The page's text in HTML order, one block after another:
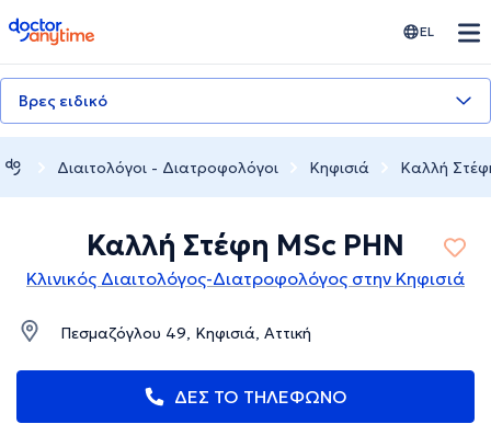
doctoranytime EL
Βρες ειδικό
Διαιτολόγοι - Διατροφολόγοι Κηφισιά Καλλή
Καλλή Στέφη MSc PHN
Κλινικός Διαιτολόγος-Διατροφολόγος στην Κηφισιά
Πεσμαζόγλου 49, Κηφισιά, Αττική
ΔΕΣ ΤΟ ΤΗΛΕΦΩΝΟ